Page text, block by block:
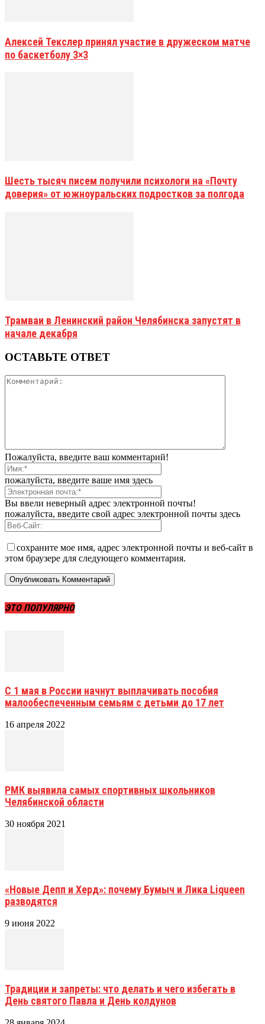
Алексей Текслер принял участие в дружеском матче
по баскетболу 3×3
Шесть тысяч писем получили психологи на «Почту
доверия» от южноуральских подростков за полгода
Трамваи в Ленинский район Челябинска запустят в
начале декабря
ОСТАВЬТЕ ОТВЕТ
Пожалуйста, введите ваш комментарий!
пожалуйста, введите ваше имя здесь
Вы ввели неверный адрес электронной почты!
пожалуйста, введите свой адрес электронной почты здесь
сохраните мое имя, адрес электронной почты и веб-сайт в
этом браузере для следующего комментария.
ЭТО ПОПУЛЯРНО
С 1 мая в России начнут выплачивать пособия
малообеспеченным семьям с детьми до 17 лет
16 апреля 2022
РМК выявила самых спортивных школьников
Челябинской области
30 ноября 2021
«Новые Депп и Херд»: почему Бумыч и Лика Liqueen
разводятся
9 июня 2022
Традиции и запреты: что делать и чего избегать в
День святого Павла и День колдунов